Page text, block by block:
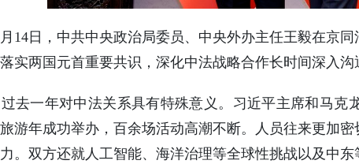
月14日，中共中央政治局委员、中央外办主任王毅在京
实两国元首重要共识，深化中法战略合作长时间深入沟
去一年对中法关系具有特殊意义。习近平主席和马克
游年成功举办，百余场活动高潮不断。人员往来更加
。双方还就人工智能、海洋治理等全球性挑战以及中